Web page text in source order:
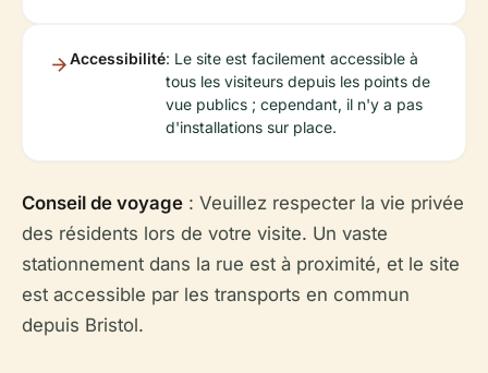
Accessibilité: Le site est facilement accessible à
tous les visiteurs depuis les points de
vue publics ; cependant, il n'y a pas
d'installations sur place.
Conseil de voyage : Veuillez respecter la vie privée
des résidents lors de votre visite. Un vaste
stationnement dans la rue est à proximité, et le site
est accessible par les transports en commun
depuis Bristol.